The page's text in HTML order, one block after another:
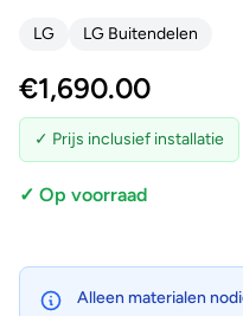
LG LG Buitendelen
€1,690.00
✓ Prijs inclusief installatie
✓ Op voorraad
Alleen materialen